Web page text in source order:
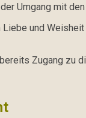
Umgang mit
und
Zugang zu